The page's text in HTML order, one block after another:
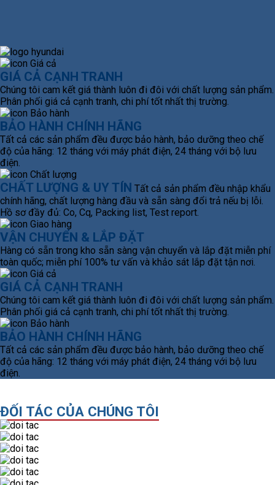
GIÁ CẢ CẠNH TRANH
Chúng tôi cam kết giá thành luôn đi đôi với chất lượng sản phẩm.
Phân phối giá cả cạnh tranh, chi phí tốt nhất thị trường.
BẢO HÀNH CHÍNH HÃNG
Tất cả các sản phẩm đều được bảo hành, bảo dưỡng theo chế
độ của hãng: 12 tháng với máy phát điện, 24 tháng với bộ lưu
điện.
CHẤT LƯỢNG & UY TÍN Tất cả sản phẩm đều nhập khẩu
chính hãng, chất lượng hàng đầu và sẵn sàng đổi trả nếu bị lỗi.
Hồ sơ đầy đủ: Co, Cq, Packing list, Test report.
VẬN CHUYỂN & LẮP ĐẶT
Hàng có sẵn trong kho sẵn sàng vận chuyển và lắp đặt miễn phí
toàn quốc; miễn phí 100% tư vấn và khảo sát lắp đặt tận nơi.
GIÁ CẢ CẠNH TRANH
Chúng tôi cam kết giá thành luôn đi đôi với chất lượng sản phẩm.
Phân phối giá cả cạnh tranh, chi phí tốt nhất thị trường.
BẢO HÀNH CHÍNH HÃNG
Tất cả các sản phẩm đều được bảo hành, bảo dưỡng theo chế
độ của hãng: 12 tháng với máy phát điện, 24 tháng với bộ lưu
điện.
ĐỐI TÁC CỦA CHÚNG TÔI